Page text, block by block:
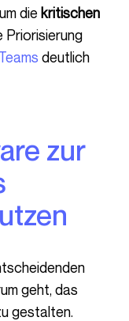
die kritischen
Priorisierung
deutlich
geht, das
gestalten.